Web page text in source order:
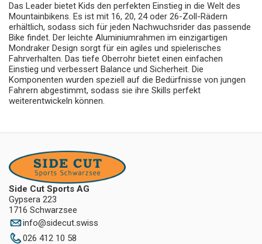
Das Leader bietet Kids den perfekten Einstieg in die Welt des
Mountainbikens. Es ist mit 16, 20, 24 oder 26-Zoll-Rädern
erhältlich, sodass sich für jeden Nachwuchsrider das passende
Bike findet. Der leichte Aluminiumrahmen im einzigartigen
Mondraker Design sorgt für ein agiles und spielerisches
Fahrverhalten. Das tiefe Oberrohr bietet einen einfachen
Einstieg und verbessert Balance und Sicherheit. Die
Komponenten wurden speziell auf die Bedürfnisse von jungen
Fahrern abgestimmt, sodass sie ihre Skills perfekt
weiterentwickeln können.
Side Cut Sports AG
Gypsera 223
1716 Schwarzsee
info@sidecut.swiss
026 412 10 58